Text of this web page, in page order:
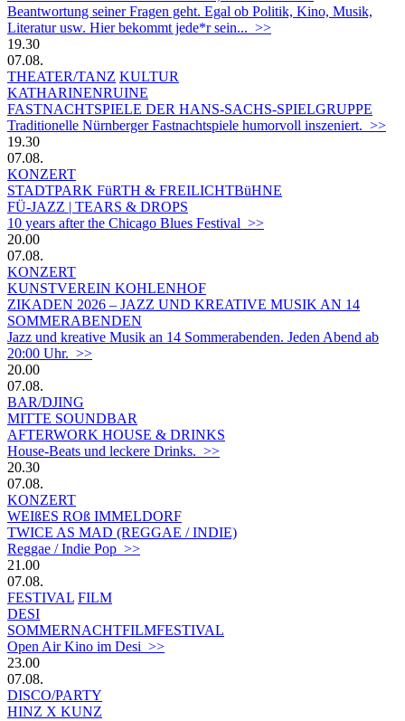
Beantwortung seiner Fragen geht. Egal ob Politik, Kino, Musik,
Literatur usw. Hier bekommt jede*r sein... >>
19.30
07.08.
THEATER/TANZ KULTUR
KATHARINENRUINE
FASTNACHTSPIELE DER HANS-SACHS-SPIELGRUPPE
Traditionelle Nürnberger Fastnachtspiele humorvoll inszeniert. >>
19.30
07.08.
KONZERT
STADTPARK FüRTH & FREILICHTBüHNE
FÜ-JAZZ | TEARS & DROPS
10 years after the Chicago Blues Festival >>
20.00
07.08.
KONZERT
KUNSTVEREIN KOHLENHOF
ZIKADEN 2026 – JAZZ UND KREATIVE MUSIK AN 14
SOMMERABENDEN
Jazz und kreative Musik an 14 Sommerabenden. Jeden Abend ab
20:00 Uhr. >>
20.00
07.08.
BAR/DJING
MITTE SOUNDBAR
AFTERWORK HOUSE & DRINKS
House-Beats und leckere Drinks. >>
20.30
07.08.
KONZERT
WEIßES ROß IMMELDORF
TWICE AS MAD (REGGAE / INDIE)
Reggae / Indie Pop >>
21.00
07.08.
FESTIVAL FILM
DESI
SOMMERNACHTFILMFESTIVAL
Open Air Kino im Desi >>
23.00
07.08.
DISCO/PARTY
HINZ X KUNZ